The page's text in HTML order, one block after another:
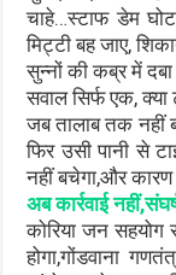
चाहे…स्टाफ डेम
मिट्टी बह जाए,
सुन्नों की कब्र में दबा
सवाल सिर्फ एक, क्या
जब तालाब तक नहीं
फिर उसी पानी से
नहीं बचेगा,और कारण
अब कार्रवाई
कोरिया जन सहयोग
होगा,गोंडवाना